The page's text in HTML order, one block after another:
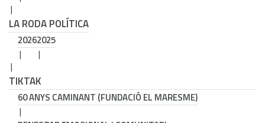
LA RODA POLÍTICA
20262025
TIKTAK
60 ANYS CAMINANT (FUNDACIÓ EL MARESME)